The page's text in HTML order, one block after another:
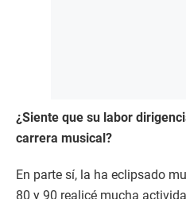
¿Siente que su labor
carrera musical?
En parte sí, la ha eclipsado
80 y 90 realicé mucha